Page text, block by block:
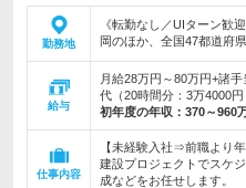
勤務地
《転勤なし／UIターン歓
岡のほか、全国47都道府
給与
月給28万円～80万円+諸
代（20時間分：3万4000
初年度の年収： 370～960
仕事内容
【未経験入社⇒前職より
建設プロジェクトでスケ
成などをお任せします。